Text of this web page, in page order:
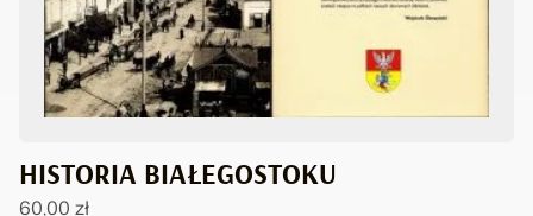
HISTORIA BIAŁEGOSTOKU
60,00 zł